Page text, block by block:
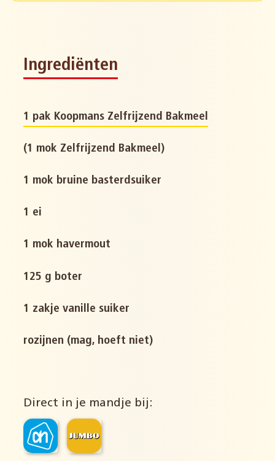
Ingrediënten
1 pak Koopmans Zelfrijzend Bakmeel
(1 mok Zelfrijzend Bakmeel)
1 mok bruine basterdsuiker
1 ei
1 mok havermout
125 g boter
1 zakje vanille suiker
rozijnen (mag, hoeft niet)
Direct in je mandje bij: